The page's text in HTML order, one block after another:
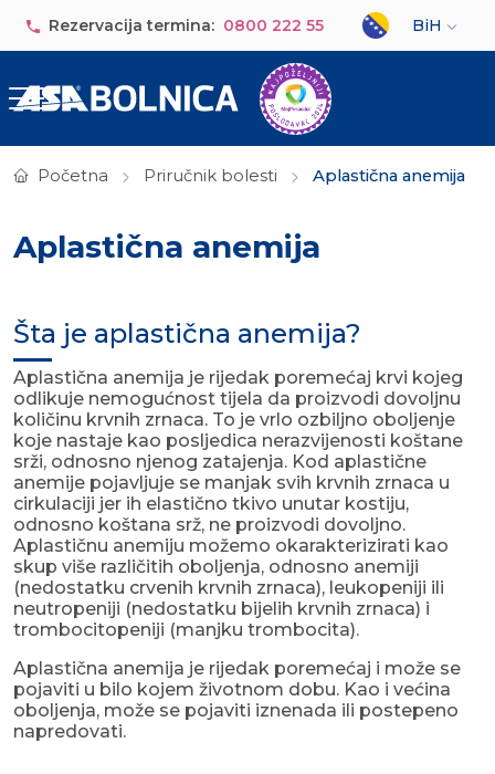
Rezervacija termina: 0800 222 55
Select your
BiH
Početna Priručnik bolesti Aplastična anemija
Aplastična anemija
Šta je aplastična anemija?
Aplastična anemija je rijedak poremećaj krvi kojeg
odlikuje nemogućnost tijela da proizvodi dovoljnu
količinu krvnih zrnaca. To je vrlo ozbiljno oboljenje
koje nastaje kao posljedica nerazvijenosti koštane
srži, odnosno njenog zatajenja. Kod aplastične
anemije pojavljuje se manjak svih krvnih zrnaca u
cirkulaciji jer ih elastično tkivo unutar kostiju,
odnosno koštana srž, ne proizvodi dovoljno.
Aplastičnu anemiju možemo okarakterizirati kao
skup više različitih oboljenja, odnosno anemiji
(nedostatku crvenih krvnih zrnaca), leukopeniji ili
neutropeniji (nedostatku bijelih krvnih zrnaca) i
trombocitopeniji (manjku trombocita).
Aplastična anemija je rijedak poremećaj i može se
pojaviti u bilo kojem životnom dobu. Kao i većina
oboljenja, može se pojaviti iznenada ili postepeno
napredovati.